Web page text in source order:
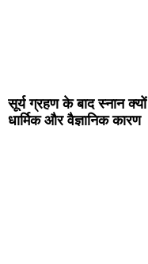
सूर्य ग्रहण के बाद स्नान
धार्मिक और वैज्ञानिक कारण